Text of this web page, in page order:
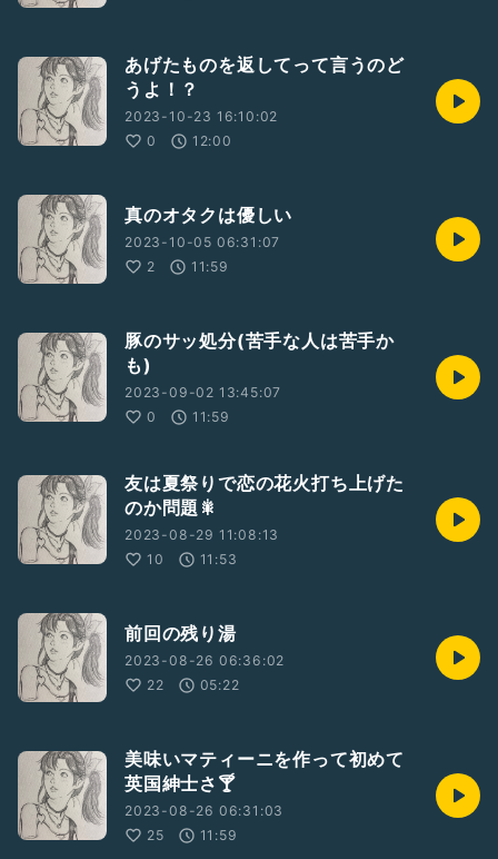
あげたものを返してって言うのど
うよ！？
2023-10-23 16:10:02
0
12:00
真のオタクは優しい
2023-10-05 06:31:07
2
11:59
豚のサッ処分(苦手な人は苦手か
も)
2023-09-02 13:45:07
0
11:59
友は夏祭りで恋の花火打ち上げた
のか問題🎇
2023-08-29 11:08:13
10
11:53
前回の残り湯
2023-08-26 06:36:02
22
05:22
美味いマティーニを作って初めて
英国紳士さ🍸
2023-08-26 06:31:03
25
11:59